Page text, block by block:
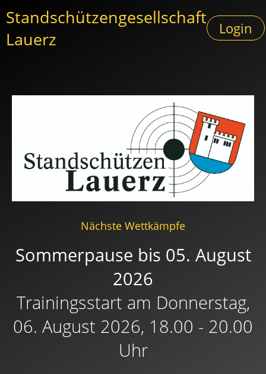
Standschützengesellschaft
Lauerz
Login
Nächste Wettkämpfe
Sommerpause bis 05. August
2026
Trainingsstart am Donnerstag,
06. August 2026, 18.00 - 20.00
Uhr